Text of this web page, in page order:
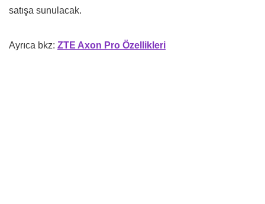
satışa sunulacak.
Ayrıca bkz: ZTE Axon Pro Özellikleri